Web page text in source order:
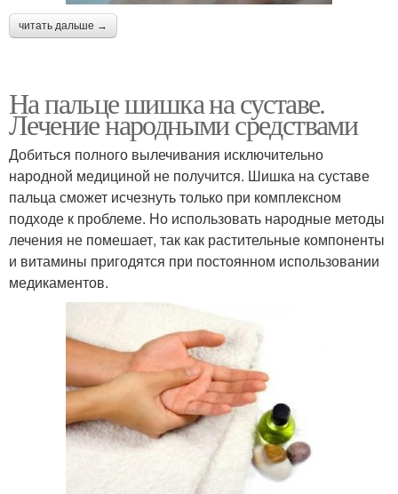
читать дальше →
На пальце шишка на суставе.
Лечение народными средствами
Добиться полного вылечивания исключительно
народной медициной не получится. Шишка на суставе
пальца сможет исчезнуть только при комплексном
подходе к проблеме. Но использовать народные методы
лечения не помешает, так как растительные компоненты
и витамины пригодятся при постоянном использовании
медикаментов.